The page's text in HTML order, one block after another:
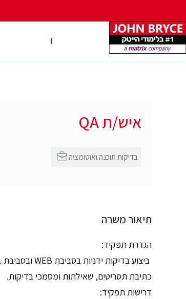
איש/ת QA
תיאור משרה
הגדרת תפקיד:
ביצוע בדיקות ידניות בסביבת WEB ובסביבת .net.
כתיבת תסריטים, שאילתות ומסמכי בדיקות.
דרישות תפקיד: